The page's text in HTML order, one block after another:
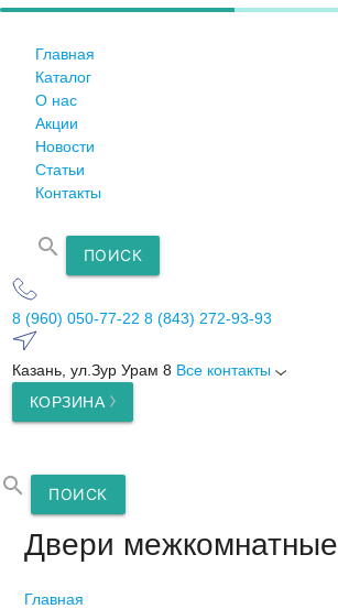
Главная
Каталог
О нас
Акции
Новости
Статьи
Контакты
search ПОИСК
8 (960) 050-77-22 8 (843) 272-93-93
Казань, ул.Зур Урам 8 Все контакты
КОРЗИНА
search ПОИСК
Двери межкомнатные
Главная